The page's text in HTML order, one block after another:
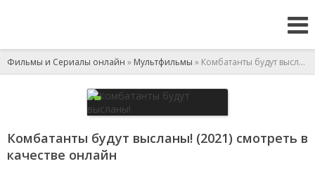
Фильмы и Сериалы онлайн » Мультфильмы » Комбатанты будут высланы!
Комбатанты будут высланы! (2021) смотреть в
качестве онлайн